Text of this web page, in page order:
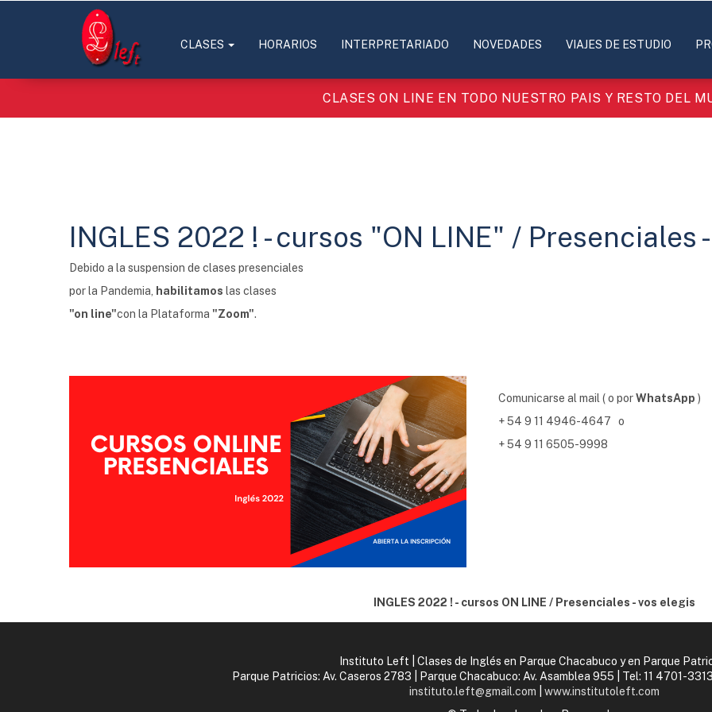
CLASES HORARIOS INTERPRETARIADO NOVEDADES VIAJES DE ESTUDIO
CLASES ON LINE EN TODO NUESTRO PAIS Y RESTO DEL
INGLES 2022 ! - cursos "ON LINE" / Presenciales
Debido a la suspension de clases presenciales
por la Pandemia,
habilitamos las clases
"on line"con la Plataforma "Zoom".
Comunicarse al mail ( o porWhatsApp )
+ 54 9 11 4946-4647 o
+ 54 9 11 6505-9998
INGLES 2022 ! - cursos ON LINE / Presenciales - vos elegis
Instituto Left | Clases de Inglés en Parque Chacabuco y en Parque
Parque Patricios: Av. Caseros 2783 | Parque Chacabuco: Av. Asamblea 955 | Tel: 11 4701-
instituto.left@gmail.com
www.institutoleft.com